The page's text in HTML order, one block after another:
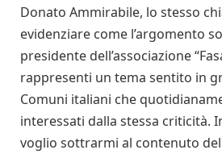
Donato Ammirabile, lo stesso
evidenziare come l’argomento
presidente dell’associazione
rappresenti un tema sentito in
Comuni italiani che
interessati dalla stessa criticità.
voglio sottrarmi al contenuto